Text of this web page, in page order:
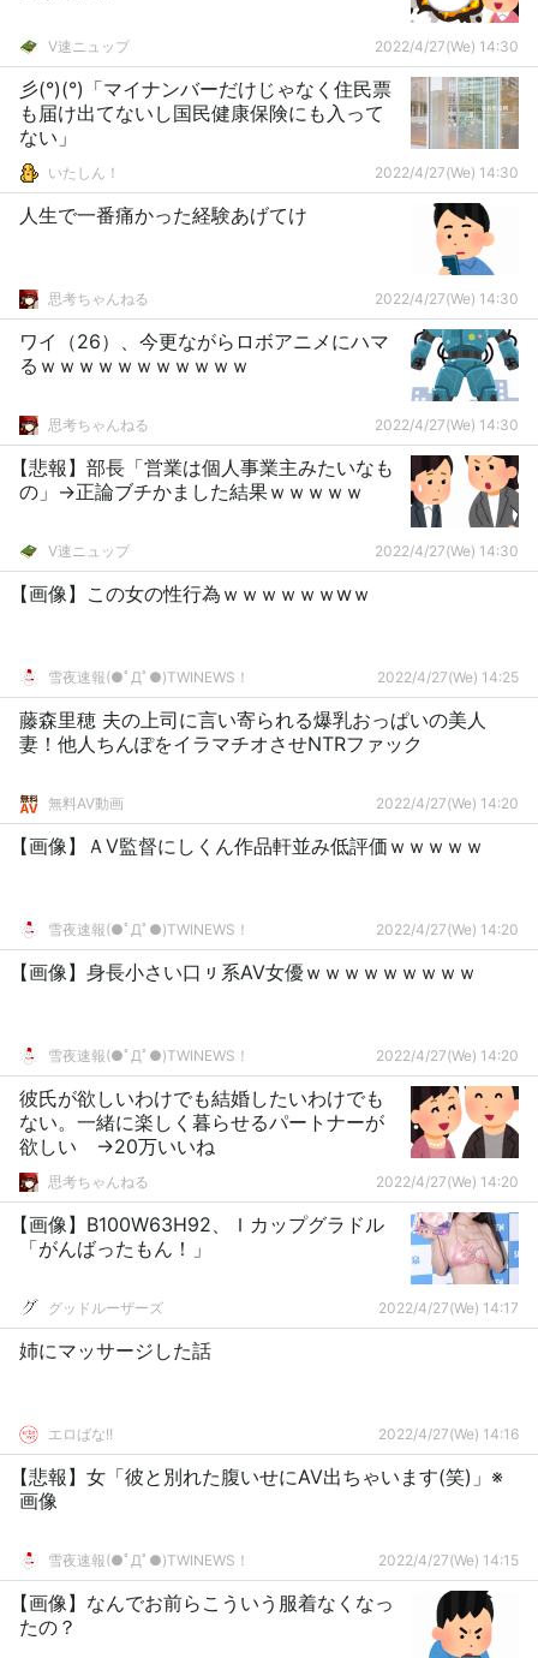
V速ニュップ 2022/4/27(We) 14:30
彡(°)(°)「マイナンバーだけじゃなく住民票
も届け出てないし国民健康保険にも入って
ない」
いたしん！ 2022/4/27(We) 14:30
人生で一番痛かった経験あげてけ
思考ちゃんねる 2022/4/27(We) 14:30
ワイ（26）、今更ながらロボアニメにハマ
るｗｗｗｗｗｗｗｗｗｗｗ
思考ちゃんねる 2022/4/27(We) 14:30
【悲報】部長「営業は個人事業主みたいなも
の」→正論ブチかました結果ｗｗｗｗｗ
V速ニュップ 2022/4/27(We) 14:30
【画像】この女の性行為ｗｗｗｗｗｗwｗ
雪夜速報(●ﾟДﾟ●)TWINEWS！ 2022/4/27(We) 14:25
藤森里穂 夫の上司に言い寄られる爆乳おっぱいの美人
妻！他人ちんぽをイラマチオさせNTRファック
無料AV動画 2022/4/27(We) 14:20
【画像】ＡV監督にしくん作品軒並み低評価ｗｗｗｗｗ
雪夜速報(●ﾟДﾟ●)TWINEWS！ 2022/4/27(We) 14:20
【画像】身長小さい口ㇼ系AV女優ｗｗｗｗｗｗｗｗｗ
雪夜速報(●ﾟДﾟ●)TWINEWS！ 2022/4/27(We) 14:20
彼氏が欲しいわけでも結婚したいわけでも
ない。一緒に楽しく暮らせるパートナーが
欲しい →20万いいね
思考ちゃんねる 2022/4/27(We) 14:20
【画像】B100W63H92、Ｉカップグラドル
「がんばったもん！」
グッドルーザーズ 2022/4/27(We) 14:17
姉にマッサージした話
エロばな!! 2022/4/27(We) 14:16
【悲報】女「彼と別れた腹いせにAV出ちゃいます(笑)」※
画像
雪夜速報(●ﾟДﾟ●)TWINEWS！ 2022/4/27(We) 14:15
【画像】なんでお前らこういう服着なくなっ
たの？